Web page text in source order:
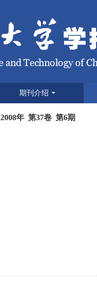
期刊介绍
2008年 第37卷 第6期